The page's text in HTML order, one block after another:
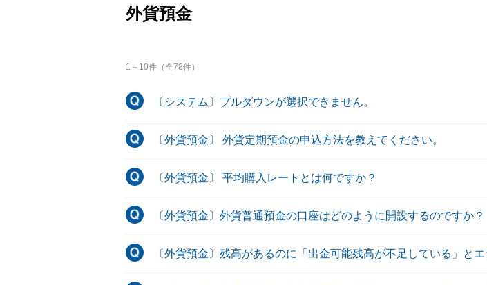
外貨預金
1 ～ 10件（全78件）
〔システム〕プルダウンが選択できません。
〔外貨預金〕 外貨定期預金の申込方法を教えてください。
〔外貨預金〕 平均購入レートとは何ですか？
〔外貨預金〕外貨普通預金の口座はどのように開設するのですか？
〔外貨預金〕残高があるのに「出金可能残高が不足している」と